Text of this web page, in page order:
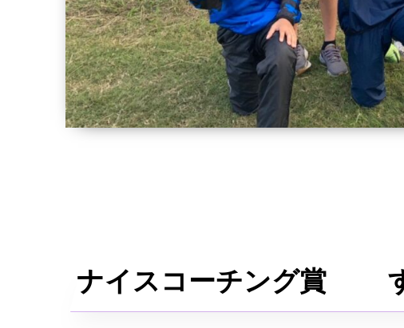
ナイスコーチング賞 す